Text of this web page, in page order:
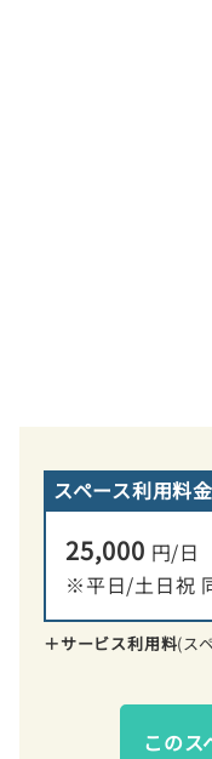
スペース利用料
25,000 円/日
※平日/土日祝
＋サービス利用料(ス
このス